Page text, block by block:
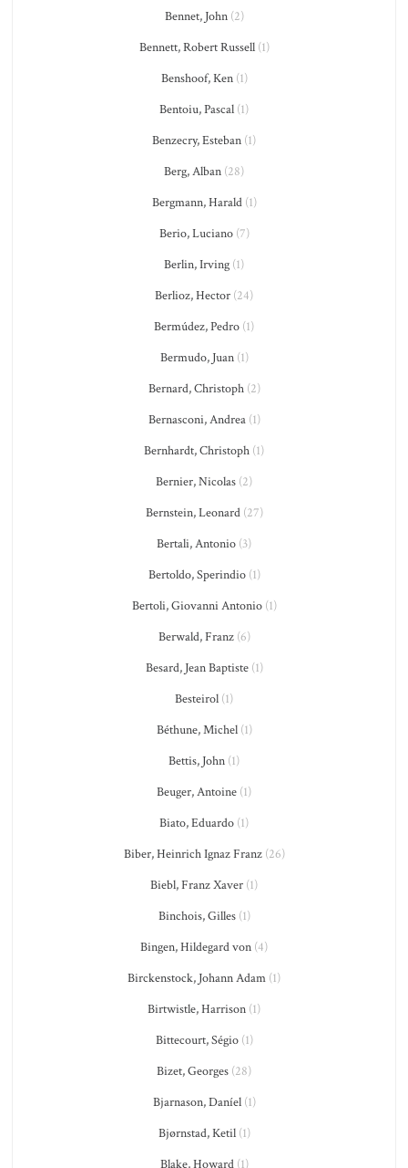
Bennet, John(2)
Bennett, Robert Russell(1)
Benshoof, Ken(1)
Bentoiu, Pascal (1)
Benzecry, Esteban (1)
Berg, Alban (28)
Bergmann, Harald(1)
Berio, Luciano(7)
Berlin, Irving (1)
Berlioz, Hector (24)
Bermúdez, Pedro (1)
Bermudo, Juan(1)
Bernard, Christoph(2)
Bernasconi, Andrea(1)
Bernhardt, Christoph (1)
Bernier, Nicolas (2)
Bernstein, Leonard(27)
Bertali, Antonio (3)
Bertoldo, Sperindio(1)
Bertoli, Giovanni Antonio(1)
Berwald, Franz(6)
Besard, Jean Baptiste(1)
Besteirol (1)
Béthune, Michel(1)
Bettis, John (1)
Beuger, Antoine (1)
Biato, Eduardo (1)
Biber, Heinrich Ignaz Franz(26)
Biebl, Franz Xaver (1)
Binchois, Gilles(1)
Bingen, Hildegard von (4)
Birckenstock, Johann Adam (1)
Birtwistle, Harrison (1)
Bittecourt, Ségio(1)
Bizet, Georges (28)
Bjarnason, Daníel(1)
Bjørnstad, Ketil(1)
Blake, Howard(1)